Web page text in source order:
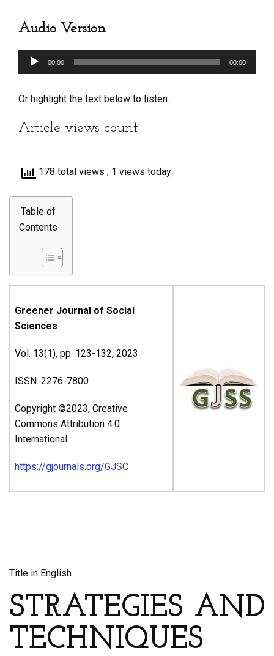
Audio Version
Audio
Player
00:00 00:00
Or highlight the text below to listen.
Article views count
178 total views , 1 views today
Table of
Contents
Greener Journal of Social
Sciences
Vol. 13(1), pp. 123-132, 2023
ISSN: 2276-7800
Copyright ©2023, Creative
Commons Attribution 4.0
International.
https://gjournals.org/GJSC
Title in English
STRATEGIES AND
TECHNIQUES